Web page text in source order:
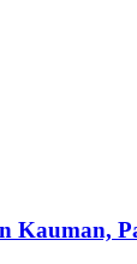
Kauman,